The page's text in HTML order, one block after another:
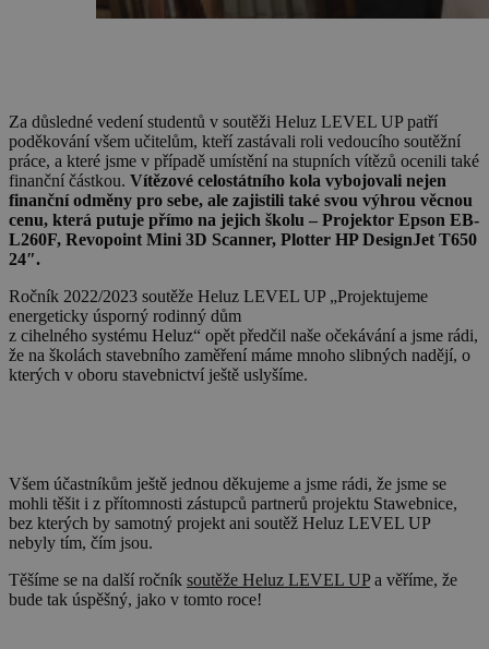
Za důsledné vedení studentů v soutěži Heluz LEVEL UP patří
poděkování všem učitelům, kteří zastávali roli vedoucího soutěžní
práce, a které jsme v případě umístění na stupních vítězů ocenili také
finanční částkou. Vítězové celostátního kola vybojovali nejen
finanční odměny pro sebe, ale zajistili také svou výhrou věcnou
cenu, která putuje přímo na jejich školu – Projektor Epson EB-
L260F, Revopoint Mini 3D Scanner, Plotter HP DesignJet T650
24″.
Ročník 2022/2023 soutěže Heluz LEVEL UP „Projektujeme
energeticky úsporný rodinný dům
z cihelného systému Heluz“ opět předčil naše očekávání a jsme rádi,
že na školách stavebního zaměření máme mnoho slibných nadějí, o
kterých v oboru stavebnictví ještě uslyšíme.
Všem účastníkům ještě jednou děkujeme a jsme rádi, že jsme se
mohli těšit i z přítomnosti zástupců partnerů projektu Stawebnice,
bez kterých by samotný projekt ani soutěž Heluz LEVEL UP
nebyly tím, čím jsou.
Těšíme se na další ročník soutěže Heluz LEVEL UPa věříme, že
bude tak úspěšný, jako v tomto roce!